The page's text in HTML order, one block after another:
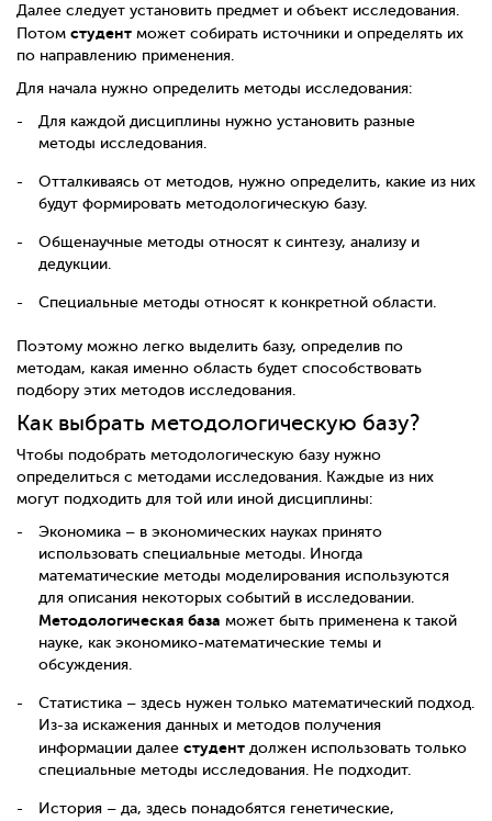
Далее следует установить предмет и объект исследования.
Потом студент может собирать источники и определять их
по направлению применения.
Для начала нужно определить методы исследования:
Для каждой дисциплины нужно установить разные
методы исследования.
Отталкиваясь от методов, нужно определить, какие из них
будут формировать методологическую базу.
Общенаучные методы относят к синтезу, анализу и
дедукции.
Специальные методы относят к конкретной области.
Поэтому можно легко выделить базу, определив по
методам, какая именно область будет способствовать
подбору этих методов исследования.
Как выбрать методологическую базу?
Чтобы подобрать методологическую базу нужно
определиться с методами исследования. Каждые из них
могут подходить для той или иной дисциплины:
Экономика – в экономических науках принято
использовать специальные методы. Иногда
математические методы моделирования используются
для описания некоторых событий в исследовании.
Методологическая база может быть применена к такой
науке, как экономико-математические темы и
обсуждения.
Статистика – здесь нужен только математический подход.
Из-за искажения данных и методов получения
информации далее студент должен использовать только
специальные методы исследования. Не подходит.
История – да, здесь понадобятся генетические,